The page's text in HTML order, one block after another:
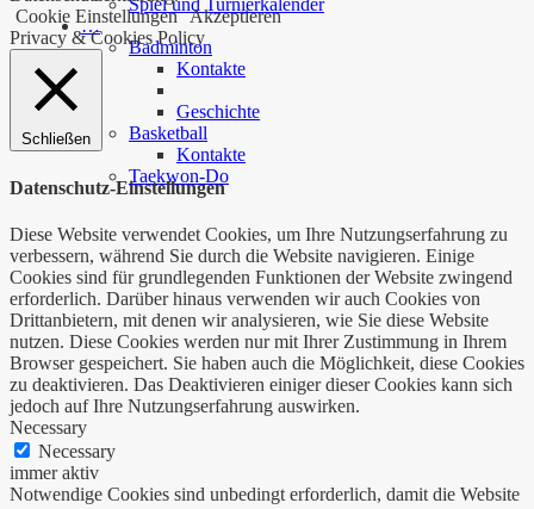
Spiel und Turnierkalender
…
Badminton
Kontakte
Geschichte
Basketball
Kontakte
Taekwon-Do
Cookie Einstellungen Akzeptieren
Privacy & Cookies Policy
Schließen
Datenschutz-Einstellungen
Diese Website verwendet Cookies, um Ihre Nutzungserfahrung zu
verbessern, während Sie durch die Website navigieren. Einige
Cookies sind für grundlegenden Funktionen der Website zwingend
erforderlich. Darüber hinaus verwenden wir auch Cookies von
Drittanbietern, mit denen wir analysieren, wie Sie diese Website
nutzen. Diese Cookies werden nur mit Ihrer Zustimmung in Ihrem
Browser gespeichert. Sie haben auch die Möglichkeit, diese Cookies
zu deaktivieren. Das Deaktivieren einiger dieser Cookies kann sich
jedoch auf Ihre Nutzungserfahrung auswirken.
Necessary
Necessary
immer aktiv
Notwendige Cookies sind unbedingt erforderlich, damit die Website